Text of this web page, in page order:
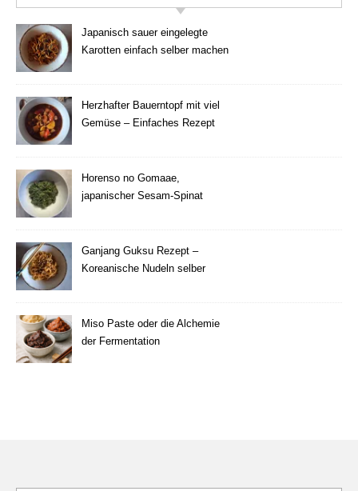
Japanisch sauer eingelegte
Karotten einfach selber machen
Herzhafter Bauerntopf mit viel
Gemüse – Einfaches Rezept
Horenso no Gomaae,
japanischer Sesam-Spinat
Ganjang Guksu Rezept –
Koreanische Nudeln selber
Miso Paste oder die Alchemie
der Fermentation